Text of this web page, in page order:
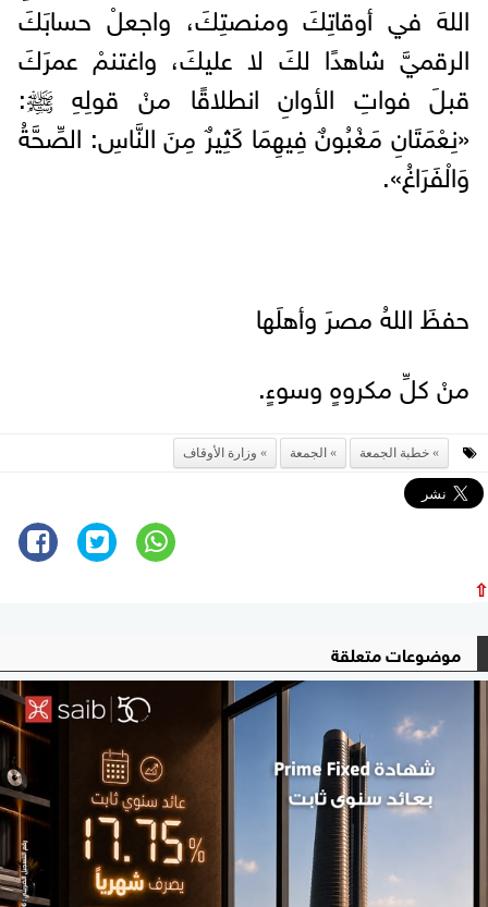
اللهَ في أوقاتِكَ ومنصتِكَ، واجعلْ حسابَكَ
الرقميَّ شاهدًا لكَ لا عليكَ، واغتنمْ عمرَكَ
قبلَ فواتِ الأوانِ انطلاقًا منْ قولِهِ ﷺ:
«نِعْمَتَانِ مَغْبُونٌ فِيهِمَا كَثِيرٌ مِنَ النَّاسِ: الصِّحَّةُ
وَالْفَرَاغُ».
حفظَ اللهُ مصرَ وأهلَها
منْ كلِّ مكروهٍ وسوءٍ.
خطبة الجمعة الجمعة وزارة الأوقاف
⇧
موضوعات متعلقة